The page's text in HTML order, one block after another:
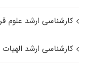
کارشناسی ارشد علوم
کارشناسی ارشد